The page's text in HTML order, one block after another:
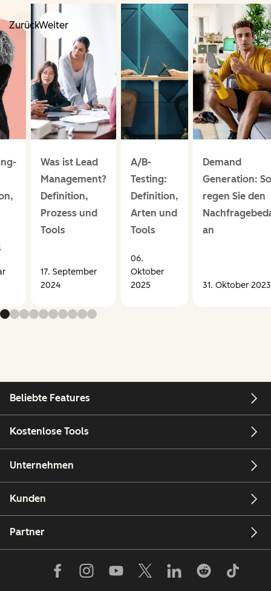
ZurückWeiter
Was ist Lead
Management?
Definition,
Prozess und
Tools
17. September
2024
A/B-
Testing:
Definition,
Arten und
Tools
06.
Oktober
2025
Demand
Generation: So
regen Sie den
an
31. Oktober 2023
Beliebte Features
Kostenlose Tools
Unternehmen
Kunden
Partner